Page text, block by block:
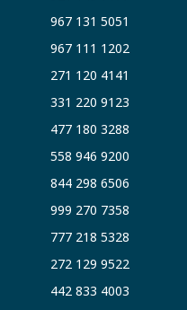
967 131 5051
967 111 1202
271 120 4141
331 220 9123
477 180 3288
558 946 9200
844 298 6506
999 270 7358
777 218 5328
272 129 9522
442 833 4003